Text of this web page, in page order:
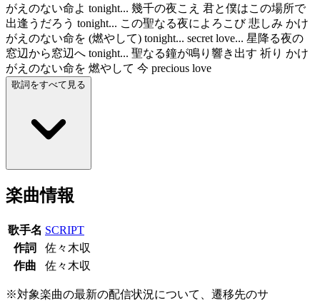
がえのない命よ tonight... 幾千の夜こえ 君と僕はこの場所で
出逢うだろう tonight... この聖なる夜によろこび 悲しみ かけ
がえのない命を (燃やして) tonight... secret love... 星降る夜の
窓辺から窓辺へ tonight... 聖なる鐘が鳴り響き出す 祈り かけ
がえのない命を 燃やして 今 precious love
歌詞をすべて見る
楽曲情報
歌手名 SCRIPT
作詞
佐々木収
作曲
佐々木収
※対象楽曲の最新の配信状況について、遷移先のサ